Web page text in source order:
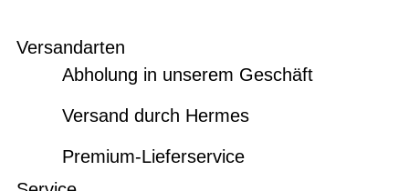
Versandarten
Abholung in unserem Geschäft
Versand durch Hermes
Premium-Lieferservice